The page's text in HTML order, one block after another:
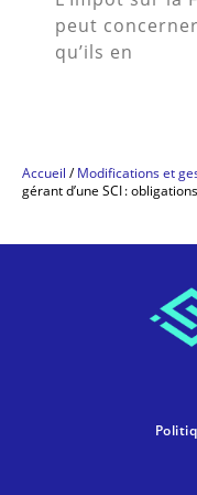
peut
qu’ils en
Accueil /Modifications et
gérant d’une SCI :